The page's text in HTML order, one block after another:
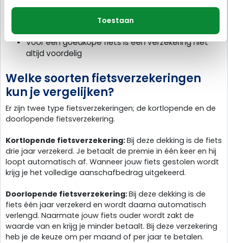
Toestaan
Voor een goedkope fiets is een verzekering niet
altijd voordelig
Welke soorten fietsverzekeringen
kun je vergelijken?
Er zijn twee type fietsverzekeringen; de kortlopende en de
doorlopende fietsverzekering.
Kortlopende fietsverzekering:Bij deze dekking is de fiets
drie jaar verzekerd. Je betaalt de premie in één keer en hij
loopt automatisch af. Wanneer jouw fiets gestolen wordt
krijg je het volledige aanschafbedrag uitgekeerd.
Doorlopende fietsverzekering:Bij deze dekking is de
fiets één jaar verzekerd en wordt daarna automatisch
verlengd. Naarmate jouw fiets ouder wordt zakt de
waarde van en krijg je minder betaalt. Bij deze verzekering
heb je de keuze om per maand of per jaar te betalen.